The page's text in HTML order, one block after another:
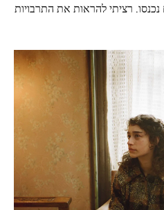
רציתי להראות את התרבויות